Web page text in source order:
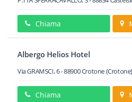
Chiama
Albergo Helios Hotel
Via GRAMSCI, 6-88900Crotone
Chiama